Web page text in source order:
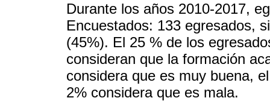
Durante los años 2010-2017,
Encuestados: 133 egresados,
(45%). El 25 % de los
consideran que la formación
considera que es muy buena,
2% considera que es mala.